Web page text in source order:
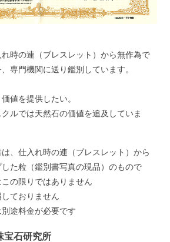
時の連（ブレスレット）から無作為で
専門機関に送り鑑別しています。
値を提供したい。
ルでは天然石の価値を追及していま
、仕入れ時の連（ブレスレット）から
た粒（鑑別書写真の現品）のもので
の限りではありません
ておりません
途料金が必要です
宝石研究所